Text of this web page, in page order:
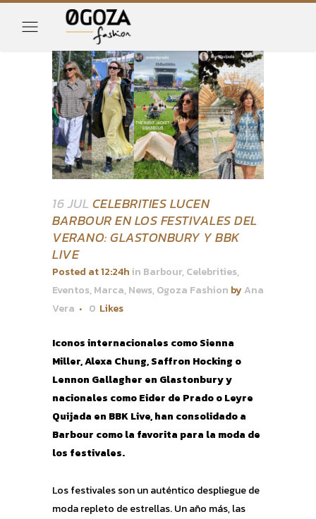
16 JUL CELEBRITIES LUCEN
BARBOUR EN LOS FESTIVALES DEL
VERANO: GLASTONBURY Y BBK
LIVE
Posted at 12:24hin Barbour,Celebrities,
Eventos,Marca,News,Ogoza Fashion by Ana
Vera
0 Likes
Iconos internacionales como Sienna
Miller, Alexa Chung, Saffron Hocking o
Lennon Gallagher en Glastonbury y
nacionales como Eider de Prado o Leyre
Quijada en BBK Live, han consolidado a
Barbour como la favorita para la moda de
los festivales.
Los festivales son un auténtico despliegue de
moda repleto de estrellas. Un año más, las